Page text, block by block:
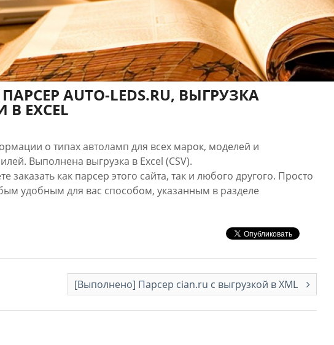
AUTO-LEDS.RU, ВЫГРУЗКА
EXCEL
о типах автоламп для всех марок, моделей и
Выполнена выгрузка в Excel (CSV).
заказать как парсер этого сайта, так и любого другого. Просто
удобным для вас способом, указанным в разделе
[Выполнено] Парсер cian.ru с выгрузкой в XML